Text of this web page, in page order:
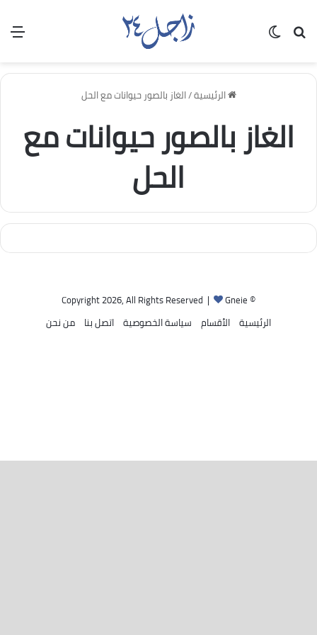
بحث عن
الرئيسية/الغاز بالصور حيوانات مع الحل
الغاز بالصور حيوانات مع
الحل
© Copyright 2026, All Rights Reserved |
Gneie
الرئيسية الأقسام سياسة الخصوصية اتصل بنا من نحن